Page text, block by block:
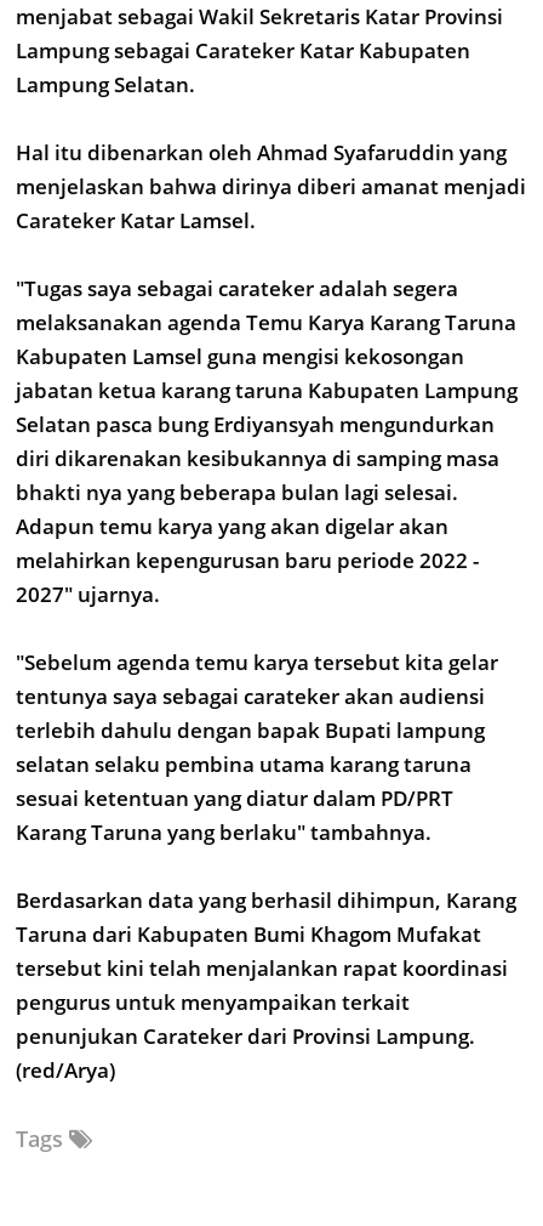
menjabat sebagai Wakil Sekretaris Katar Provinsi
Lampung sebagai Carateker Katar Kabupaten
Lampung Selatan.
Hal itu dibenarkan oleh Ahmad Syafaruddin yang
menjelaskan bahwa dirinya diberi amanat menjadi
Carateker Katar Lamsel.
"Tugas saya sebagai carateker adalah segera
melaksanakan agenda Temu Karya Karang Taruna
Kabupaten Lamsel guna mengisi kekosongan
jabatan ketua karang taruna Kabupaten Lampung
Selatan pasca bung Erdiyansyah mengundurkan
diri dikarenakan kesibukannya di samping masa
bhakti nya yang beberapa bulan lagi selesai.
Adapun temu karya yang akan digelar akan
melahirkan kepengurusan baru periode 2022 -
2027" ujarnya.
"Sebelum agenda temu karya tersebut kita gelar
tentunya saya sebagai carateker akan audiensi
terlebih dahulu dengan bapak Bupati lampung
selatan selaku pembina utama karang taruna
sesuai ketentuan yang diatur dalam PD/PRT
Karang Taruna yang berlaku" tambahnya.
Berdasarkan data yang berhasil dihimpun, Karang
Taruna dari Kabupaten Bumi Khagom Mufakat
tersebut kini telah menjalankan rapat koordinasi
pengurus untuk menyampaikan terkait
penunjukan Carateker dari Provinsi Lampung.
(red/Arya)
Tags